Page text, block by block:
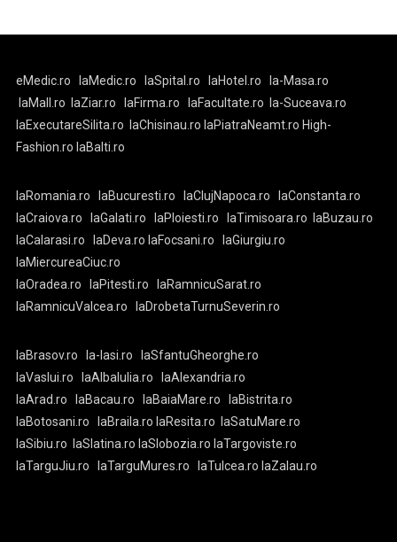
eMedic.ro laMedic.ro laSpital.ro laHotel.ro
la-Masa.ro
laMall.ro
laZiar.ro laFirma.ro laFacultate.ro
la-Suceava.ro
laExecutareSilita.ro
laChisinau.ro laPiatraNeamt.ro High-
Fashion.ro laBalti.ro
laRomania.ro laBucuresti.ro laClujNapoca.ro
laConstanta.ro
laCraiova.ro
laGalati.ro laPloiesti.ro laTimisoara.ro
laBuzau.ro
laCalarasi.ro
laDeva.ro laFocsani.ro
laGiurgiu.ro
laMiercureaCiuc.ro
laOradea.ro
laPitesti.ro
laRamnicuSarat.ro
laRamnicuValcea.ro
laDrobetaTurnuSeverin.ro
laBrasov.ro la-Iasi.ro
laSfantuGheorghe.ro
laVaslui.ro
laAlbaIulia.ro
laAlexandria.ro
laArad.ro
laBacau.ro laBaiaMare.ro
laBistrita.ro
laBotosani.ro
laBraila.ro laResita.ro
laSatuMare.ro
laSibiu.ro
laSlatina.ro laSlobozia.ro laTargoviste.ro
laTarguJiu.ro
laTarguMures.ro laTulcea.ro laZalau.ro